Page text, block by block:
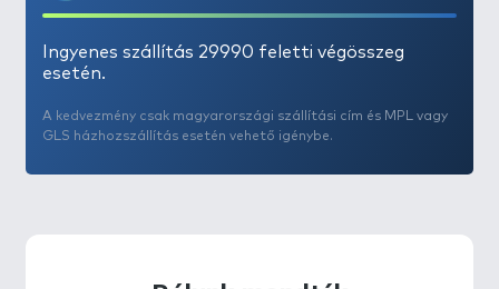
Ingyenes szállítás 29990 feletti végösszeg
esetén.
A kedvezmény csak magyarországi szállítási cím és MPL vagy
GLS házhozszállítás esetén vehető igénybe.